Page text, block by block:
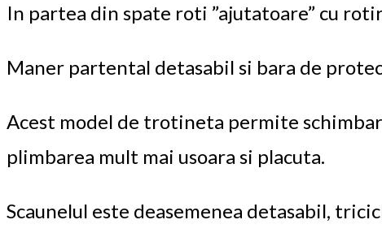
In partea din spate roti ”ajutatoare” cu
Maner partental detasabil si bara de
Acest model de trotineta permite
plimbarea mult mai usoara si placuta.
Scaunelul este deasemenea detasabil,